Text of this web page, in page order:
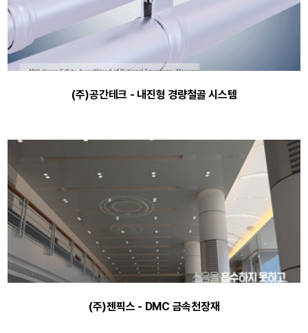
(주)공간테크 - 내진형 경량철골 시스템
(주)젠픽스 - DMC 금속천장재